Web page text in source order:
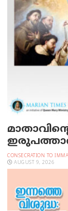
CONSECRATION TO
AUGUST 9, 2026